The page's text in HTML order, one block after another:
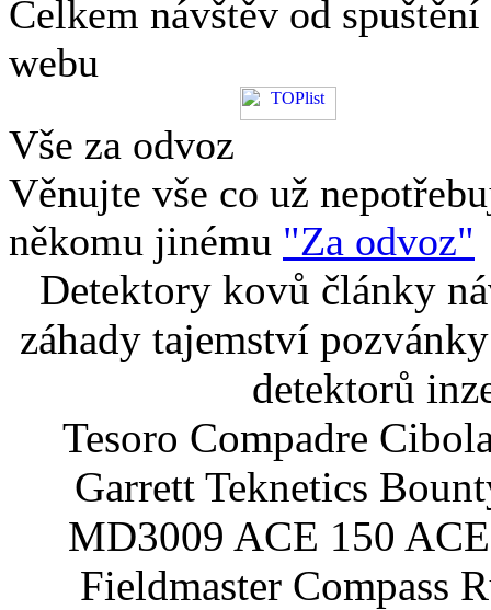
Celkem návštěv od spuštění
webu
Vše za odvoz
Věnujte vše co už
někomu jinému "Za odvoz"
Detektory kovů články
záhady tajemství
detektorů
Tesoro Compadre
Garrett Teknetics
MD3009 ACE 150
Fieldmaster Compass